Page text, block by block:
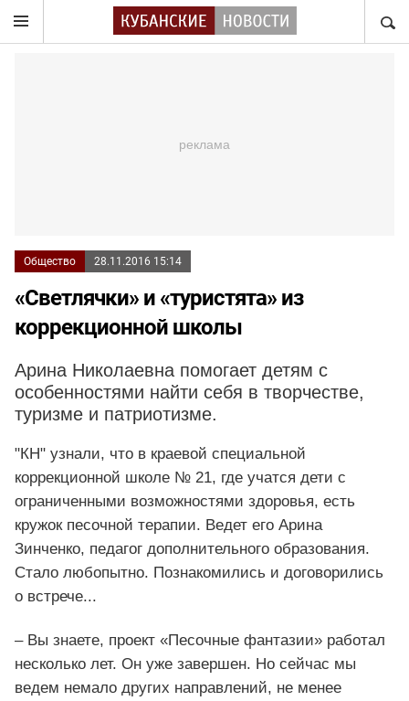
Общество 28.11.2016 15:14
«Светлячки» и «туристята» из
коррекционной школы
Арина Николаевна помогает детям с
особенностями найти себя в творчестве,
туризме и патриотизме.
"КН" узнали, что в краевой специальной
коррекционной школе № 21, где учатся дети с
ограниченными возможностями здоровья, есть
кружок песочной терапии. Ведет его Арина
Зинченко, педагог дополнительного образования.
Стало любопытно. Познакомились и договорились
о встрече...
– Вы знаете, проект «Песочные фантазии» работал
несколько лет. Он уже завершен. Но сейчас мы
ведем немало других направлений, не менее